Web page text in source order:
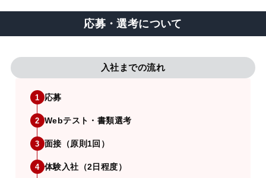
応募・選考について
入社までの流れ
1 応募
2 Webテスト・書類選考
3 面接（原則1回）
4 体験入社（2日程度）